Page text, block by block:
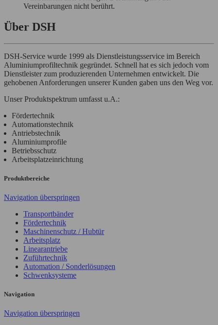
Vereinbarungen nicht berührt.
Über DSH
DSH-Service wurde 1999 als Dienst­leist­ungs­ser­vice im Be­reich
Alu­minium­profil­technik ge­grün­det. Schnell hat es sich jedoch vom
Dienst­leister zum pro­du­zier­enden Unter­nehmen ent­wickelt. Die
gehobenen Anforderungen unserer Kunden gaben uns den Weg vor.
Unser Produktspektrum umfasst u.A.:
Fördertechnik
Automationstechnik
Antriebstechnik
Aluminiumprofile
Betriebsschutz
Arbeitsplatzeinrichtung
Produktbereiche
Navigation überspringen
Transportbänder
Fördertechnik
Maschinenschutz / Hubtür
Arbeitsplatz
Linearantriebe
Zuführtechnik
Automation / Sonderlösungen
Schwenksysteme
Navigation
Navigation überspringen